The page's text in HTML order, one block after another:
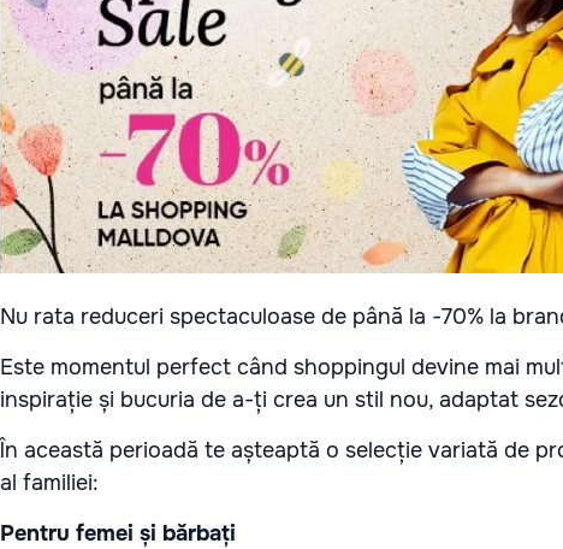
Nu rata reduceri spectaculoase de până la -70% la
Este momentul perfect când shoppingul devine mai
inspirație și bucuria de a-ți crea un stil nou, adaptat
În această perioadă te așteaptă o selecție variată de
al familiei:
Pentru femei și bărbați